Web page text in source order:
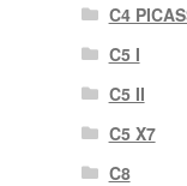
C4
C5 I
C5 II
C5 X7
C8